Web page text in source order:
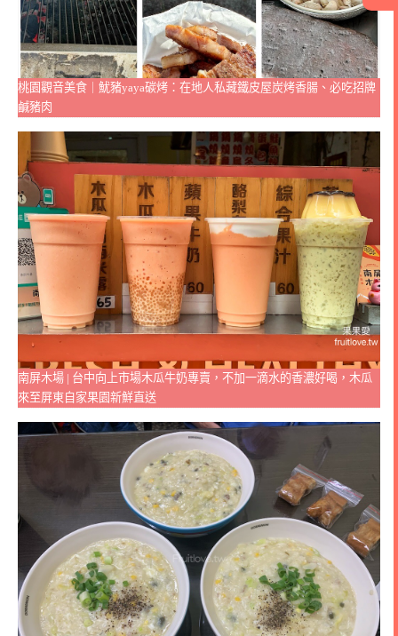
桃園觀音美食｜魷豬yaya碳烤：在地人私藏鐵皮屋炭烤香腸、必吃招牌
鹹豬肉
南屏木場 | 台中向上市場木瓜牛奶專賣，不加一滴水的香濃好喝，木瓜
來至屏東自家果園新鮮直送